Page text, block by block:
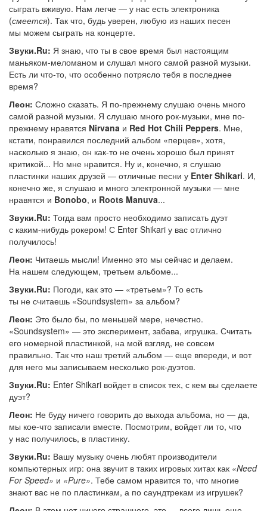
сыграть вживую. Нам легче — у нас есть электроника
(смеется). Так что, будь уверен, любую из наших песен
мы можем сыграть на концерте.
Звуки.Ru: Я знаю, что ты в свое время был настоящим
маньяком-меломаном и слушал много самой разной музыки.
Есть ли что-то, что особенно потрясло тебя в последнее
время?
Леон: Сложно сказать. Я по-прежнему слушаю очень много
самой разной музыки. Я слушаю много рок-музыки, мне по-
прежнему нравятся Nirvana и Red Hot Chili Peppers. Мне,
кстати, понравился последний альбом «перцев», хотя,
насколько я знаю, он как-то не очень хорошо был принят
критикой... Но мне нравится. Ну и, конечно, я слушаю
пластинки наших друзей — отличные песни у Enter Shikari. И,
конечно же, я слушаю и много электронной музыки — мне
нравятся и Bonobo, и Roots Manuva...
Звуки.Ru: Тогда вам просто необходимо записать дуэт
с каким-нибудь рокером! С Enter Shikari у вас отлично
получилось!
Леон: Читаешь мысли! Именно это мы сейчас и делаем.
На нашем следующем, третьем альбоме...
Звуки.Ru: Погоди, как это — «третьем»? То есть
ты не считаешь «Soundsystem» за альбом?
Леон: Это было бы, по меньшей мере, нечестно.
«Soundsystem» — это эксперимент, забава, игрушка. Считать
его номерной пластинкой, на мой взгляд, не совсем
правильно. Так что наш третий альбом — еще впереди, и вот
для него мы записываем несколько рок-дуэтов.
Звуки.Ru: Enter Shikari войдет в список тех, с кем вы сделаете
дуэт?
Леон: Не буду ничего говорить до выхода альбома, но — да,
мы кое-что записали вместе. Посмотрим, войдет ли то, что
у нас получилось, в пластинку.
Звуки.Ru: Вашу музыку очень любят производители
компьютерных игр: она звучит в таких игровых хитах как «Need
For Speed» и «Pure». Тебе самом нравится то, что многие
знают вас не по пластинкам, а по саундтрекам из игрушек?